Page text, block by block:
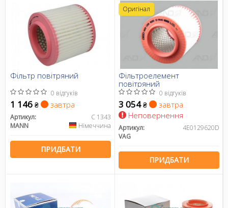
Фільтр повітряний
0 відгуків
1 146 ₴ завтра
Артикул:
C 1343
MANN
Німеччина
ПРИДБАТИ
Фільтроелемент
повітряний
0 відгуків
3 054₴
завтра
Неповернення
Артикул:
4E0129620D
VAG
ПРИДБАТИ
Оригінал